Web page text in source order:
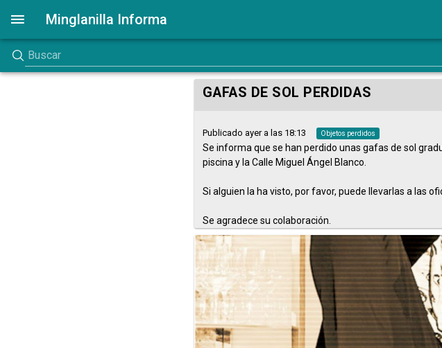
Minglanilla Informa
GAFAS DE SOL PERDIDAS
Publicado ayer a las 18:13 Objetos perdidos
Se informa que se han perdido unas gafas de sol
piscina y la Calle Miguel Ángel Blanco.
Si alguien la ha visto, por favor, puede llevarlas a las
Se agradece su colaboración.